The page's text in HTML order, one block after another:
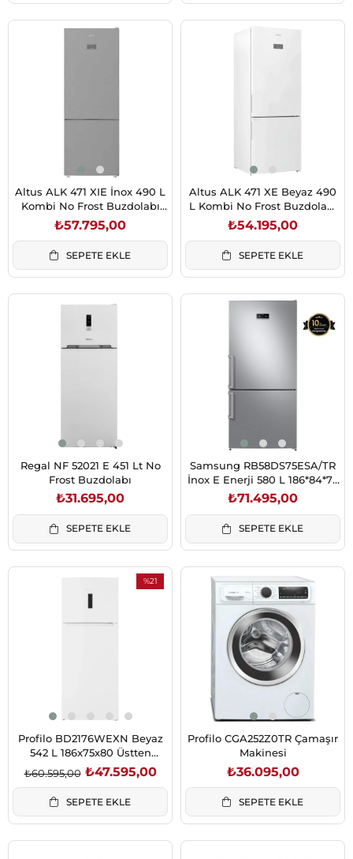
Altus ALK 471 XIE İnox 490 L
Kombi No Frost Buzdolabı
Lcd Ekran
₺57.795,00
SEPETE EKLE
Altus ALK 471 XE Beyaz 490
L Kombi No Frost Buzdolabı
Lcd Ekran
₺54.195,00
SEPETE EKLE
Regal NF 52021 E 451 Lt No
Frost Buzdolabı
₺31.695,00
SEPETE EKLE
Samsung RB58DS75ESA/TR
İnox E Enerji 580 L 186*84*75
No Frost Alttan Derin
Donduruculu Buzdolabı
₺71.495,00
SEPETE EKLE
%21
Profilo BD2176WEXN Beyaz
542 L 186x75x80 Üstten
Donduruculu Buzdolabı
₺47.595,00
₺60.595,00
SEPETE EKLE
Profilo CGA252Z0TR Çamaşır
Makinesi
₺36.095,00
SEPETE EKLE